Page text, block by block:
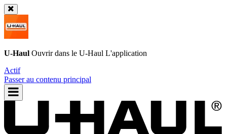
U-Haul Ouvrir dans le U-Haul L'application
Actif
Passer au contenu principal